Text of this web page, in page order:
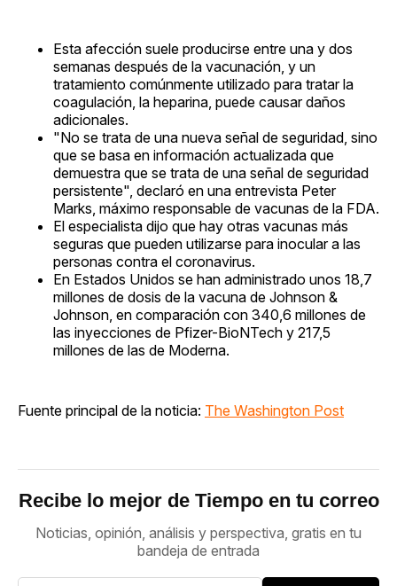
Esta afección suele producirse entre una y dos
semanas después de la vacunación, y un
tratamiento comúnmente utilizado para tratar la
coagulación, la heparina, puede causar daños
adicionales.
"No se trata de una nueva señal de seguridad, sino
que se basa en información actualizada que
demuestra que se trata de una señal de seguridad
persistente", declaró en una entrevista Peter
Marks, máximo responsable de vacunas de la FDA.
El especialista dijo que hay otras vacunas más
seguras que pueden utilizarse para inocular a las
personas contra el coronavirus.
En Estados Unidos se han administrado unos 18,7
millones de dosis de la vacuna de Johnson &
Johnson, en comparación con 340,6 millones de
las inyecciones de Pfizer-BioNTech y 217,5
millones de las de Moderna.
Fuente principal de la noticia: The Washington Post
Recibe lo mejor de Tiempo en tu correo
Noticias, opinión, análisis y perspectiva, gratis en tu
bandeja de entrada